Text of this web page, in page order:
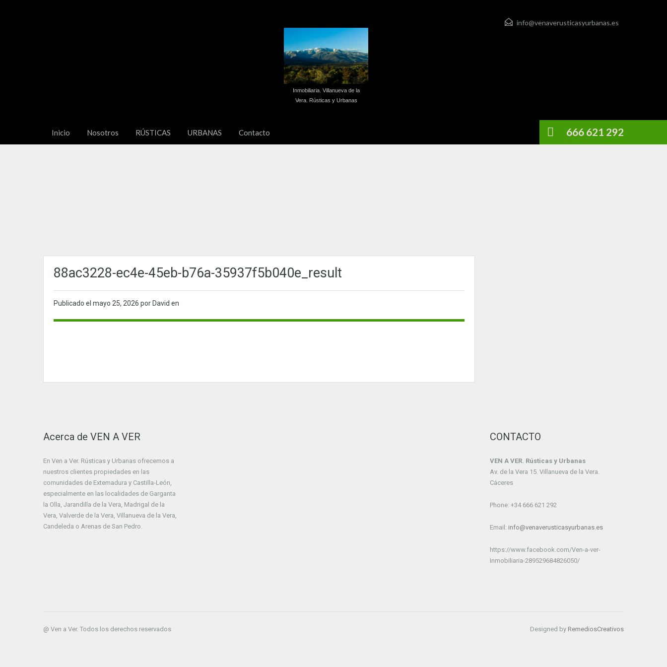
info@venaverusticasyurbanas.es
Inmobiliaria. Villanueva de la
Vera. Rústicas y Urbanas
Inicio Nosotros RÚSTICAS URBANAS Contacto 666 621 292
88ac3228-ec4e-45eb-b76a-35937f5b040e_result
Publicado el mayo 25, 2026 por David en
Acerca de VEN A VER
En Ven a Ver. Rústicas y Urbanas ofrecemos a
nuestros clientes propiedades en las
comunidades de Extemadura y Castilla-León,
especialmente en las localidades de Garganta
la Olla, Jarandilla de la Vera, Madrigal de la
Vera, Valverde de la Vera, Villanueva de la Vera,
Candeleda o Arenas de San Pedro.
CONTACTO
VEN A VER. Rústicas y Urbanas
Av. de la Vera 15. Villanueva de la Vera.
Cáceres
Phone: +34 666 621 292
Email: info@venaverusticasyurbanas.es
https://www.facebook.com/Ven-a-ver-
Inmobiliaria-289529684826050/
@ Ven a Ver. Todos los derechos reservados Designed by RemediosCreativos